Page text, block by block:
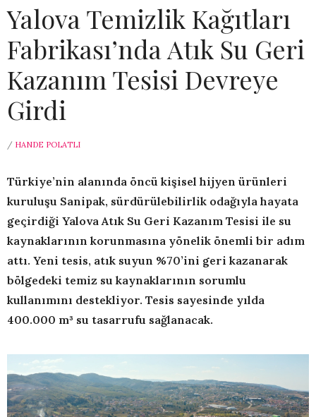
Yalova Temizlik Kağıtları
Fabrikası’nda Atık Su Geri
Kazanım Tesisi Devreye
Girdi
/ HANDE POLATLI
Türkiye’nin alanında öncü kişisel hijyen ürünleri
kuruluşu Sanipak, sürdürülebilirlik odağıyla hayata
geçirdiği Yalova Atık Su Geri Kazanım Tesisi ile su
kaynaklarının korunmasına yönelik önemli bir adım
attı. Yeni tesis, atık suyun %70’ini geri kazanarak
bölgedeki temiz su kaynaklarının sorumlu
kullanımını destekliyor. Tesis sayesinde yılda
400.000 m³ su tasarrufu sağlanacak.